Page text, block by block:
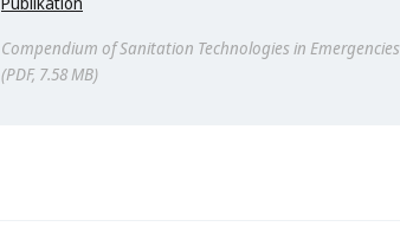
Compendium of Sanitation Technologies in Emergencies
PDF, 7.58 MB